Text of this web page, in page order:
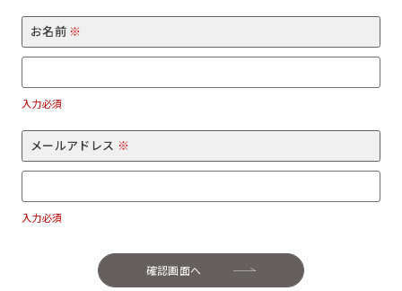
お名前 ※
入力必須
メールアドレス ※
入力必須
確認画面へ